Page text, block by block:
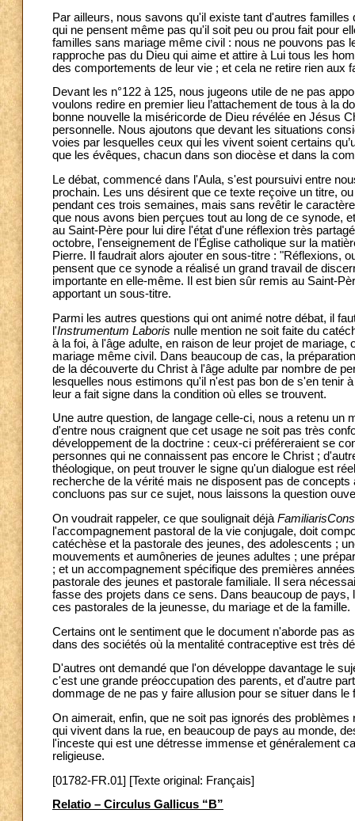
Par ailleurs, nous savons qu'il existe tant d'autres
qui ne pensent même pas qu'il soit peu ou prou fait pour
familles sans mariage même civil : nous ne pouvons pas
rapproche pas du Dieu qui aime et attire à Lui tous les
des comportements de leur vie ; et cela ne retire rien aux
Devant les n°122 à 125, nous jugeons utile de ne pas
voulons redire en premier lieu l’attachement de tous à la
bonne nouvelle la miséricorde de Dieu révélée en Jésus
personnelle. Nous ajoutons que devant les situations
voies par lesquelles ceux qui les vivent soient certains
que les évêques, chacun dans son diocèse et dans la
Le débat, commencé dans l'Aula, s'est poursuivi entre
prochain. Les uns désirent que ce texte reçoive un titre,
pendant ces trois semaines, mais sans revêtir le
que nous avons bien perçues tout au long de ce synode,
au Saint-Père pour lui dire l'état d'une réflexion très
octobre, l'enseignement de l'Église catholique sur la
Pierre. Il faudrait alors ajouter en sous-titre : "Réflexions,
pensent que ce synode a réalisé un grand travail de
importante en elle-même. Il est bien sûr remis au Saint-
apportant un sous-titre.
Parmi les autres questions qui ont animé notre débat, il
l'Instrumentum Laboris nulle mention ne soit faite du
à la foi, à l'âge adulte, en raison de leur projet de
mariage même civil. Dans beaucoup de cas, la
de la découverte du Christ à l'âge adulte par nombre de
lesquelles nous estimons qu'il n'est pas bon de s'en tenir
leur a fait signe dans la condition où elles se trouvent.
Une autre question, de langage celle-ci, nous a retenu
d'entre nous craignent que cet usage ne soit pas très
développement de la doctrine : ceux-ci préféreraient se
personnes qui ne connaissent pas encore le Christ ;
théologique, on peut trouver le signe qu'un dialogue est
recherche de la vérité mais ne disposent pas de
concluons pas sur ce sujet, nous laissons la question
On voudrait rappeler, ce que soulignait déjà
l'accompagnement pastoral de la vie conjugale, doit
catéchèse et la pastorale des jeunes, des adolescents ;
mouvements et aumôneries de jeunes adultes ; une
; et un accompagnement spécifique des premières
pastorale des jeunes et pastorale familiale. Il sera
fasse des projets dans ce sens. Dans beaucoup de
ces pastorales de la jeunesse, du mariage et de la famille.
Certains ont le sentiment que le document n'aborde pas
dans des sociétés où la mentalité contraceptive est très
D'autres ont demandé que l'on développe davantage le
c'est une grande préoccupation des parents, et d'autre
dommage de ne pas y faire allusion pour se situer dans
On aimerait, enfin, que ne soit pas ignorés des
qui vivent dans la rue, en beaucoup de pays au monde,
l'inceste qui est une détresse immense et généralement
religieuse.
[01782-FR.01] [Texte original: Français]
Relatio – Circulus Gallicus “B”